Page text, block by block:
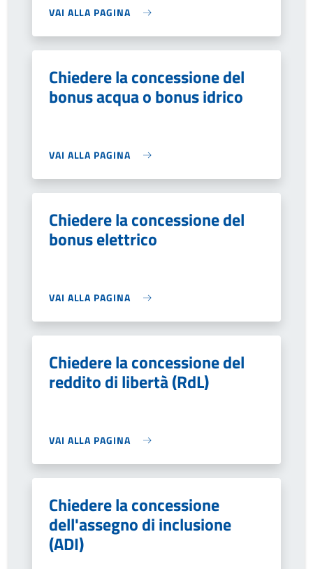
VAI ALLA PAGINA
Chiedere la concessione del
bonus acqua o bonus idrico
VAI ALLA PAGINA
Chiedere la concessione del
bonus elettrico
VAI ALLA PAGINA
Chiedere la concessione del
reddito di libertà (RdL)
VAI ALLA PAGINA
Chiedere la concessione
dell'assegno di inclusione
(ADI)